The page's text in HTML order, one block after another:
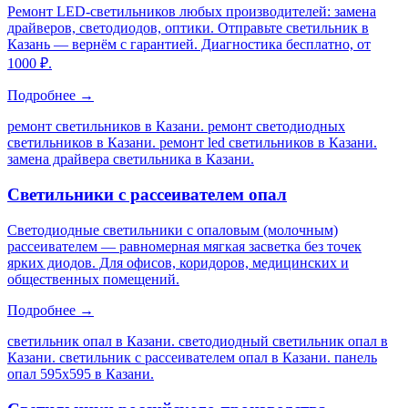
Ремонт LED-светильников любых производителей: замена
драйверов, светодиодов, оптики. Отправьте светильник в
Казань — вернём с гарантией. Диагностика бесплатно, от
1000 ₽.
Подробнее →
ремонт светильников в Казани. ремонт светодиодных
светильников в Казани. ремонт led светильников в Казани.
замена драйвера светильника в Казани.
Светильники с рассеивателем опал
Светодиодные светильники с опаловым (молочным)
рассеивателем — равномерная мягкая засветка без точек
ярких диодов. Для офисов, коридоров, медицинских и
общественных помещений.
Подробнее →
светильник опал в Казани. светодиодный светильник опал в
Казани. светильник с рассеивателем опал в Казани. панель
опал 595х595 в Казани.